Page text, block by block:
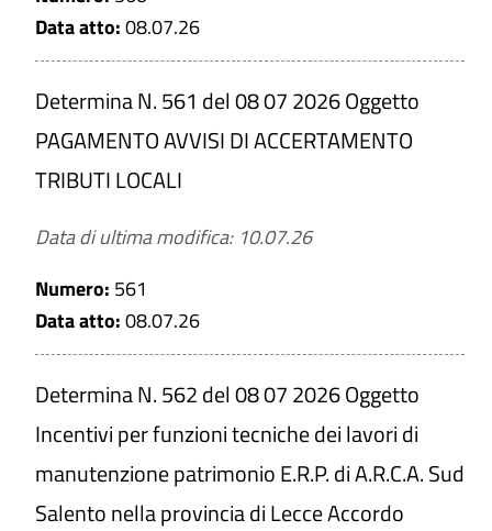
Data atto:08.07.26
Determina N. 561 del 08 07 2026 Oggetto
PAGAMENTO AVVISI DI ACCERTAMENTO
TRIBUTI LOCALI
Data di ultima modifica: 10.07.26
Numero: 561
Data atto:08.07.26
Determina N. 562 del 08 07 2026 Oggetto
Incentivi per funzioni tecniche dei lavori di
manutenzione patrimonio E.R.P. di A.R.C.A. Sud
Salento nella provincia di Lecce Accordo